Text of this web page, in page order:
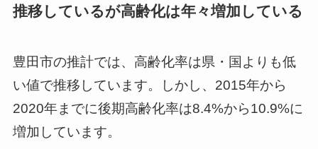
推移しているが高齢化は年々増加している
豊田市の推計では、高齢化率は県・国よりも低
い値で推移しています。しかし、2015年から
2020年までに後期高齢化率は8.4%から10.9%に
増加しています。